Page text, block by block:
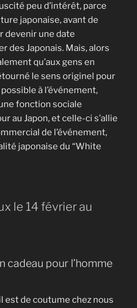
peu d’intérêt, parce
japonaise, avant de
devenir une date
des Japonais. Mais, alors
qu’aux gens en
le sens originel pour
à l’événement,
fonction sociale
au Japon, et celle-ci s’allie
de l’événement,
japonaise du “White
le 14 février au
cadeau pour l’homme
est de coutume chez nous